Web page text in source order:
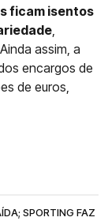
ficam isentos
assim, a
encargos de
de euros,
SPORTING FAZ